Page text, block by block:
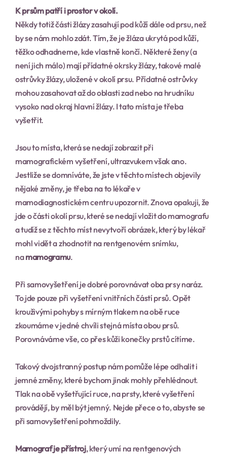
K prsům patří i prostor v okolí.
Někdy totiž části žlázy zasahují pod kůží dále od prsu, než
by se nám mohlo zdát. Tím, že je žláza ukrytá pod kůží,
těžko odhadneme, kde vlastně končí. Některé ženy (a
není jich málo) mají přídatné okrsky žlázy, takové malé
ostrůvky žlázy, uložené v okolí prsu. Přídatné ostrůvky
mohou zasahovat až do oblasti zad nebo na hrudníku
vysoko nad okraj hlavní žlázy. I tato místa je třeba
vyšetřit.
Jsou to místa, která se nedají zobrazit při
mamografickém vyšetření, ultrazvukem však ano.
Jestliže se domníváte, že jste v těchto místech objevily
nějaké změny, je třeba na to lékaře v
mamodiagnostickém centru upozornit. Znova opakuji, že
jde o části okolí prsu, které se nedají vložit do mamografu
a tudíž se z těchto míst nevytvoří obrázek, který by lékař
mohl vidět a zhodnotit na rentgenovém snímku,
na mamogramu.
Při samovyšetření je dobré porovnávat oba prsy naráz.
To jde pouze při vyšetření vnitřních částí prsů. Opět
krouživými pohyby s mírným tlakem na obě ruce
zkoumáme v jedné chvíli stejná místa obou prsů.
Porovnáváme vše, co přes kůži konečky prstů cítíme.
Takový dvojstranný postup nám pomůže lépe odhalit i
jemné změny, které bychom jinak mohly přehlédnout.
Tlak na obě vyšetřující ruce, na prsty, které vyšetření
provádějí, by měl být jemný. Nejde přece o to, abyste se
při samovyšetření pohmoždily.
Mamograf je přístroj, který umí na rentgenových